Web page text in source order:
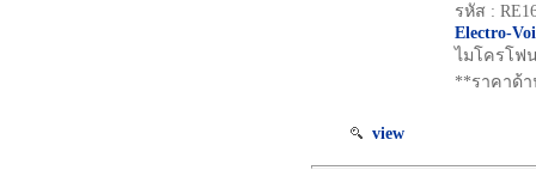
view
รหัส :
Electro-
ไมโครโฟน
**ราคาด้